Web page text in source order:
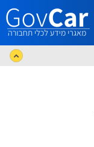
דלג לתוכן הראשי